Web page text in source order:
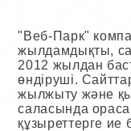
"Веб-Парк"
жылдамдықты,
2012 жылдан
өндіруші.
жылжыту және
саласында
құзыреттерге ие